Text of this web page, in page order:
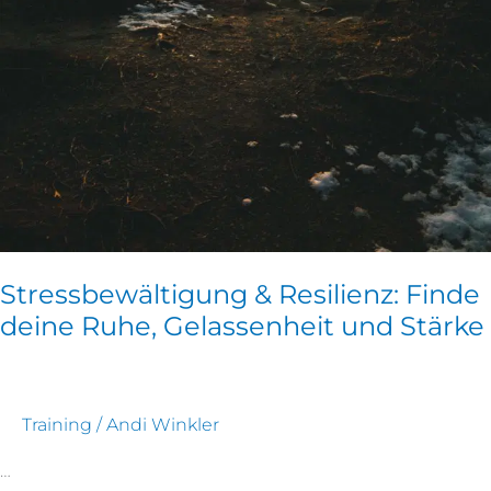
Stressbewältigung & Resilienz: Finde
deine Ruhe, Gelassenheit und Stärke
Training /Andi Winkler
…